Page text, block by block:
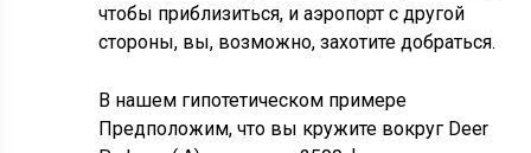
чтобы приблизиться, и аэропорт с другой
стороны, вы, возможно, захотите добраться.
В нашем гипотетическом примере
Предположим, что вы кружите вокруг Deer